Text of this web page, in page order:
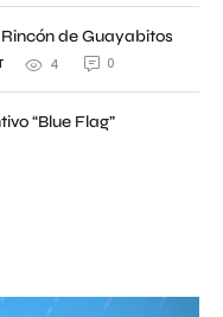
de Guayabitos
4 0
“Blue Flag”